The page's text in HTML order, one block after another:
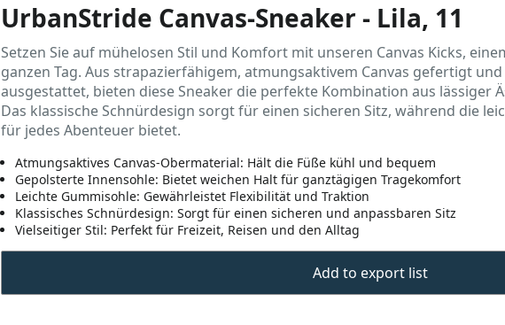
UrbanStride Canvas-Sneaker - Lila, 11
Setzen Sie auf mühelosen Stil und Komfort mit unseren Canvas Kicks,
ganzen Tag. Aus strapazierfähigem, atmungsaktivem Canvas gefertigt
ausgestattet, bieten diese Sneaker die perfekte Kombination aus lässiger
Das klassische Schnürdesign sorgt für einen sicheren Sitz, während die
für jedes Abenteuer bietet.
Atmungsaktives Canvas-Obermaterial: Hält die Füße kühl und bequem
Gepolsterte Innensohle: Bietet weichen Halt für ganztägigen Tragekomfort
Leichte Gummisohle: Gewährleistet Flexibilität und Traktion
Klassisches Schnürdesign: Sorgt für einen sicheren und anpassbaren Sitz
Vielseitiger Stil: Perfekt für Freizeit, Reisen und den Alltag
Add to export list